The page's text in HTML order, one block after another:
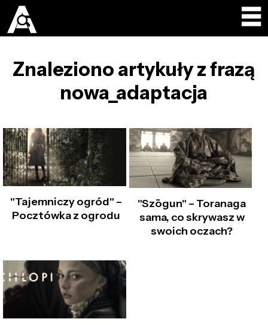
Znaleziono artykuły z frazą
nowa_adaptacja
"Tajemniczy ogród" –
Pocztówka z ogrodu
"Szōgun" – Toranaga
sama, co skrywasz w
swoich oczach?